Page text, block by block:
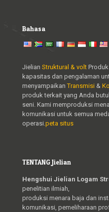
Bahasa
Jielian Struktural & volt
kapasitas dan pengalaman
menyampaikanTransmisi &
produk terkait yang Anda
seni. Kami memproduksi
komunikasi untuk semua
operasi. peta situs
TENTANG Jielian
Hengshui Jielian Logam
penelitian ilmiah,
produksi menara baja dan
komunikasi, pemeliharaan